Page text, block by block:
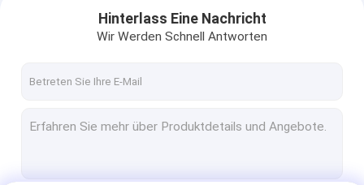
Hinterlass Eine Nachricht
Wir Werden Schnell Antworten